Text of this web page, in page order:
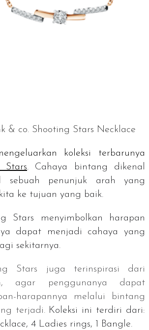
& co. Shooting Stars Necklace
koleksi terbarunya
Stars. Cahaya bintang dikenal
sebuah penunjuk arah yang
ke tujuan yang baik.
Stars menyimbolkan harapan
dapat menjadi cahaya yang
sekitarnya.
Stars juga terinspirasi dari
agar penggunanya dapat
harapannya melalui bintang
terjadi.Koleksi ini terdiri dari:
, 4 Ladies rings, 1 Bangle.